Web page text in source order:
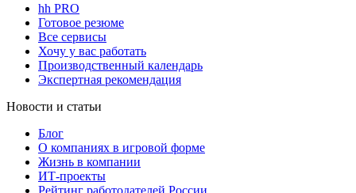
hh PRO
Готовое резюме
Все сервисы
Хочу у вас работать
Производственный календарь
Экспертная рекомендация
Новости и статьи
Блог
О компаниях в игровой форме
Жизнь в компании
ИТ-проекты
Рейтинг работодателей России